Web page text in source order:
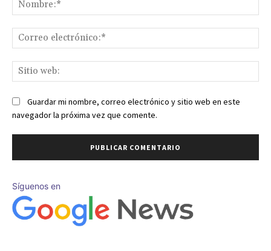
Guardar mi nombre, correo electrónico y sitio web en este
navegador la próxima vez que comente.
Síguenos en